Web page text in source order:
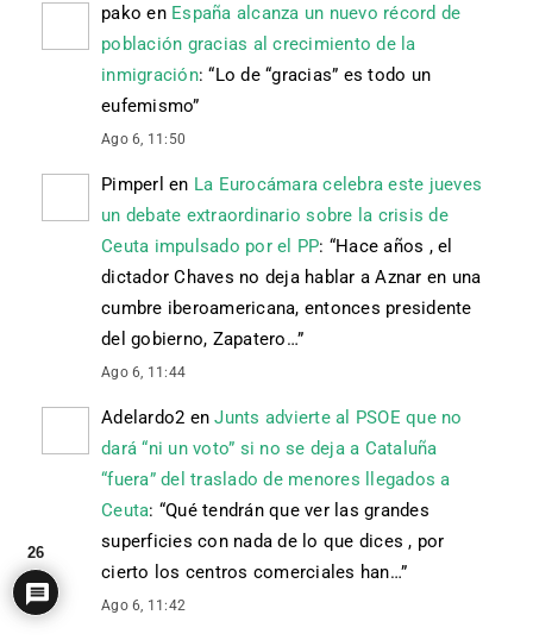
pako en España alcanza un nuevo récord de
población gracias al crecimiento de la
inmigración: “Lo de “gracias” es todo un
eufemismo”
Ago 6, 11:50
Pimperl en La Eurocámara celebra este jueves
un debate extraordinario sobre la crisis de
Ceuta impulsado por el PP: “Hace años , el
dictador Chaves no deja hablar a Aznar en una
cumbre iberoamericana, entonces presidente
del gobierno, Zapatero…”
Ago 6, 11:44
Adelardo2 enJunts advierte al PSOE que no
dará “ni un voto” si no se deja a Cataluña
“fuera” del traslado de menores llegados a
Ceuta: “Qué tendrán que ver las grandes
superficies con nada de lo que dices , por
cierto los centros comerciales han…”
Ago 6, 11:42
26